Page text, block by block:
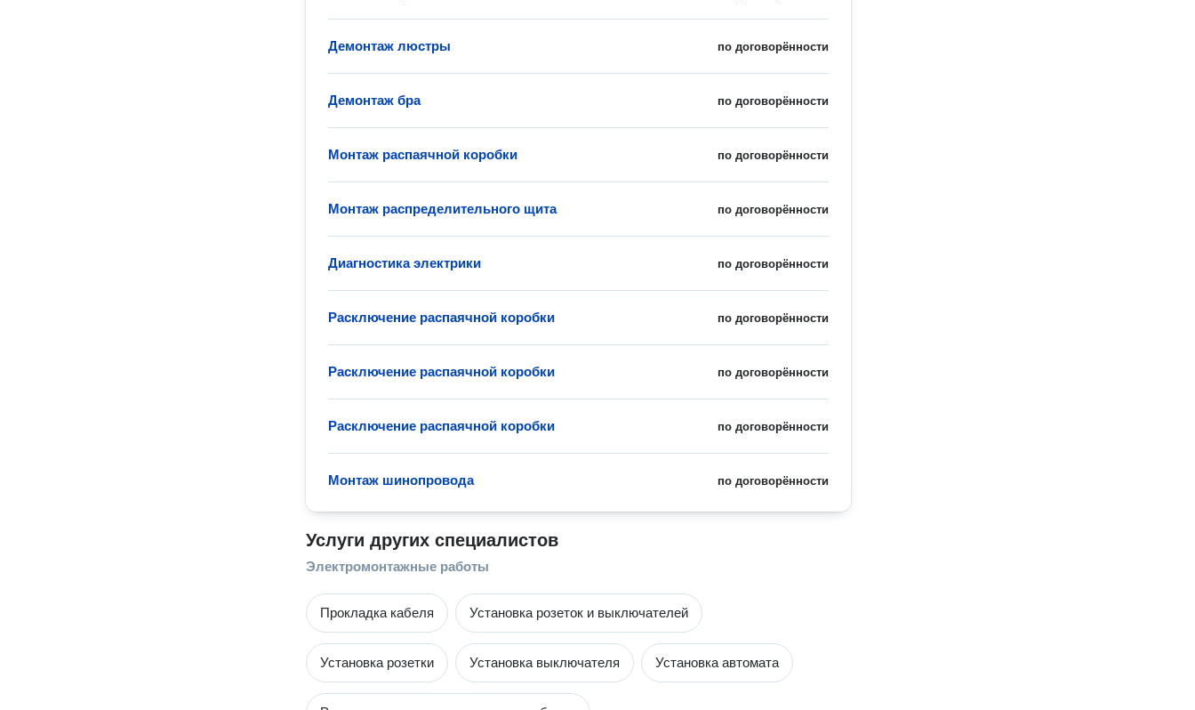
по договорённости
Демонтаж люстры
по договорённости
Демонтаж бра
по договорённости
Монтаж распаячной коробки
по договорённости
Монтаж распределительного щита
по договорённости
Диагностика электрики
по договорённости
Расключение распаячной коробки
по договорённости
Расключение распаячной коробки
по договорённости
Расключение распаячной коробки
по договорённости
Монтаж шинопровода
Услуги других специалистов
Электромонтажные работы
Прокладка кабеля Установка розеток и выключателей
Установка розетки Установка выключателя Установка автомата